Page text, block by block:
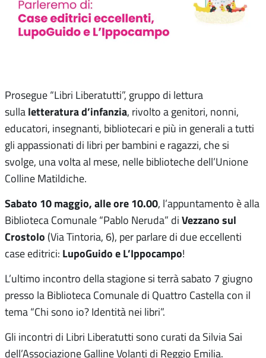
Prosegue “Libri Liberatutti”, gruppo di lettura
sulla letteratura d’infanzia, rivolto a genitori, nonni,
educatori, insegnanti, bibliotecari e più in generali a tutti
gli appassionati di libri per bambini e ragazzi, che si
svolge, una volta al mese, nelle biblioteche dell’Unione
Colline Matildiche.
Sabato 10 maggio, alle ore 10.00, l’appuntamento è alla
Biblioteca Comunale “Pablo Neruda” di Vezzano sul
Crostolo (Via Tintoria, 6), per parlare di due eccellenti
case editrici: LupoGuido e L’Ippocampo!
L’ultimo incontro della stagione si terrà sabato 7 giugno
presso la Biblioteca Comunale di Quattro Castella con il
tema “Chi sono io? Identità nei libri”.
Gli incontri di Libri Liberatutti sono curati da Silvia Sai
dell’Associazione Galline Volanti di Reggio Emilia.